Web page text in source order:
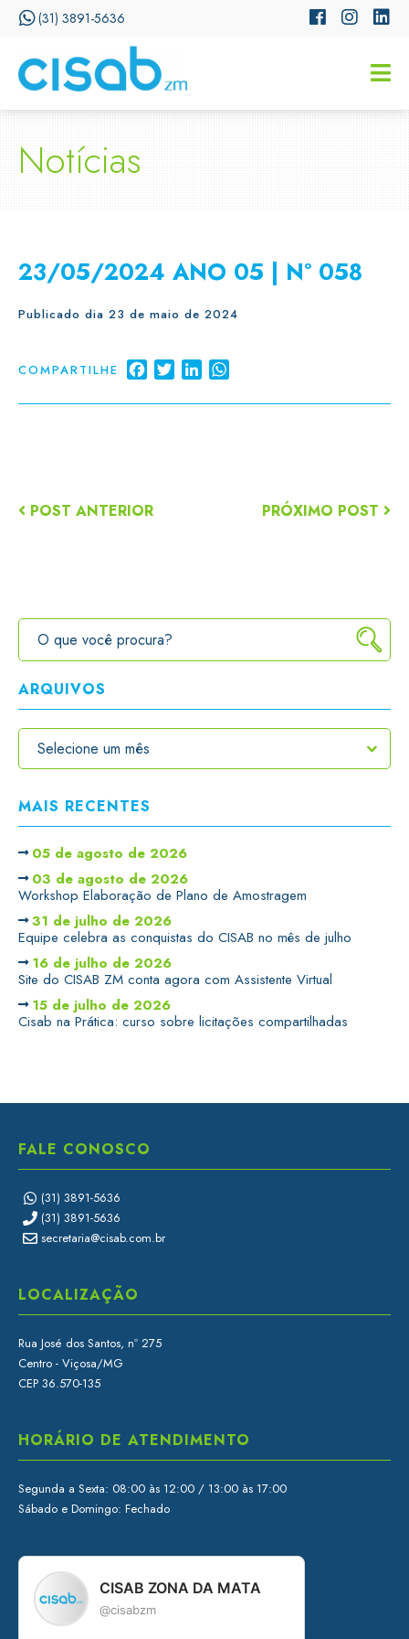
(31) 3891-5636
Notícias
23/05/2024 ANO 05 | Nº 058
Publicado dia 23 de maio de 2024
COMPARTILHE FacebookTwitterLinkedIn
POST ANTERIOR PRÓXIMO POST
ARQUIVOS
MAIS RECENTES
05 de agosto de 2026
03 de agosto de 2026
Workshop Elaboração de Plano de Amostragem
31 de julho de 2026
Equipe celebra as conquistas do CISAB no mês de julho
16 de julho de 2026
Site do CISAB ZM conta agora com Assistente Virtual
15 de julho de 2026
Cisab na Prática: curso sobre licitações compartilhadas
FALE CONOSCO
(31) 3891-5636
(31) 3891-5636
secretaria@cisab.com.br
LOCALIZAÇÃO
Rua José dos Santos, nº 275
Centro - Viçosa/MG
CEP 36.570-135
HORÁRIO DE ATENDIMENTO
Segunda a Sexta: 08:00 às 12:00 / 13:00 às 17:00
Sábado e Domingo: Fechado
CISAB ZONA DA MATA
@cisabzm
CISSA